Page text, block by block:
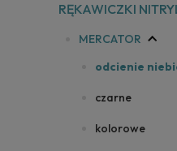
RĘKAWICZKI
MERCATOR
odcienie
czarne
kolorowe